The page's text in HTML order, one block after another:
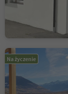
Na życzenie